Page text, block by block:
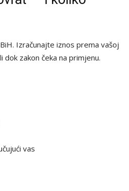
Izračunajte iznos prema vašoj
dok zakon čeka na primjenu.
vas